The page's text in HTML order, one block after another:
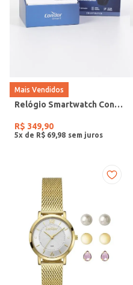
Mais Vendidos
Relógio Smartwatch Condor PRETO
R$ 349,90
5x de R$ 69 98